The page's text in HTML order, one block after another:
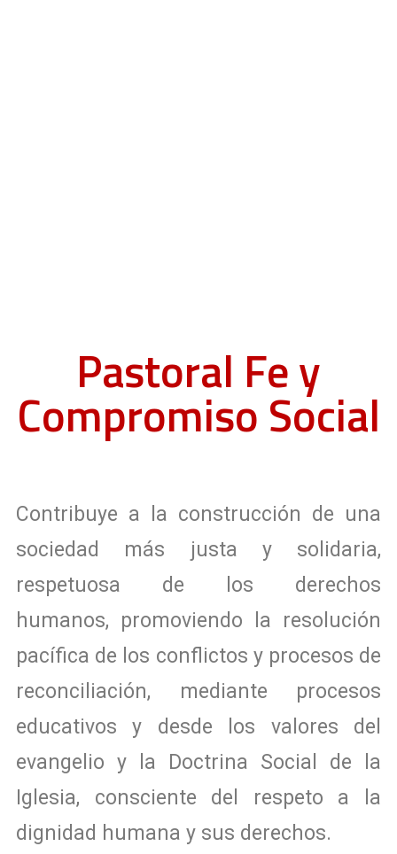
Pastoral Fe y
Compromiso Social
Contribuye a la construcción de una
sociedad más justa y solidaria,
respetuosa de los derechos
humanos, promoviendo la resolución
pacífica de los conflictos y procesos de
reconciliación, mediante procesos
educativos y desde los valores del
evangelio y la
Doctrina Social de la
Iglesia, consciente del respeto a la
dignidad humana y sus derechos.